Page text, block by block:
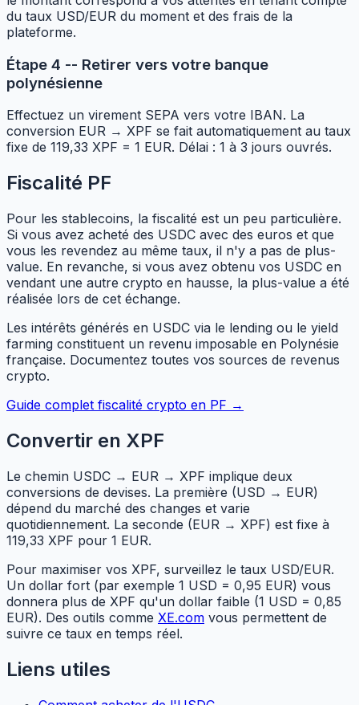
du taux USD/EUR du moment et des frais de la
plateforme.
Étape 4 -- Retirer vers votre banque
polynésienne
Effectuez un virement SEPA vers votre IBAN. La
conversion EUR → XPF se fait automatiquement au taux
fixe de 119,33 XPF = 1 EUR. Délai : 1 à 3 jours ouvrés.
Fiscalité PF
Pour les stablecoins, la fiscalité est un peu particulière.
Si vous avez acheté des USDC avec des euros et que
vous les revendez au même taux, il n'y a pas de plus-
value. En revanche, si vous avez obtenu vos USDC en
vendant une autre crypto en hausse, la plus-value a été
réalisée lors de cet échange.
Les intérêts générés en USDC via le lending ou le yield
farming constituent un revenu imposable en Polynésie
française. Documentez toutes vos sources de revenus
crypto.
Guide complet fiscalité crypto en PF →
Convertir en XPF
Le chemin USDC → EUR → XPF implique deux
conversions de devises. La première (USD → EUR)
dépend du marché des changes et varie
quotidiennement. La seconde (EUR → XPF) est fixe à
119,33 XPF pour 1 EUR.
Pour maximiser vos XPF, surveillez le taux USD/EUR.
Un dollar fort (par exemple 1 USD = 0,95 EUR) vous
donnera plus de XPF qu'un dollar faible (1 USD = 0,85
EUR). Des outils comme XE.com vous permettent de
suivre ce taux en temps réel.
Liens utiles